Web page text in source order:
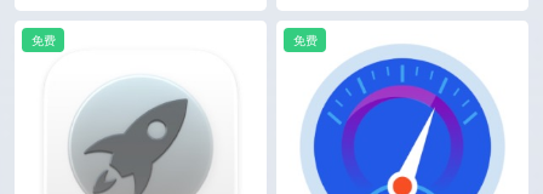
免费 免费